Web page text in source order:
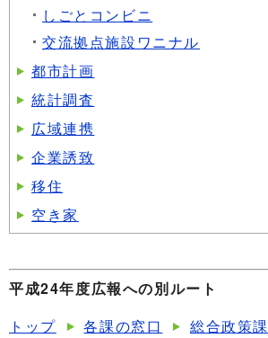
しごとコンビニ
交流拠点施設ワニナル
都市計画
統計調査
広域連携
企業誘致
移住
空き家
平成24年度広報への別ルート
トップ
各課の窓口
総合政策課